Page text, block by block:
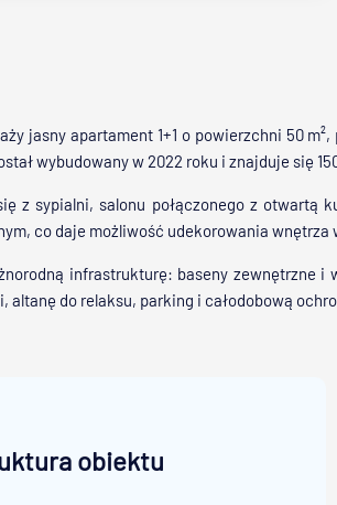
jasny apartament 1+1 o powierzchni 50
wybudowany w 2022 roku i znajduje się
z sypialni, salonu połączonego z otwartą
co daje możliwość udekorowania wnętrza
infrastrukturę: baseny zewnętrzne i
altanę do relaksu, parking i całodobową
obiektu